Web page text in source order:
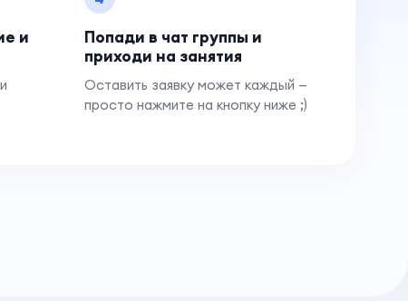
и
Попади в чат группы и
приходи на занятия
Оставить заявку может каждый —
просто нажмите на кнопку ниже ;)